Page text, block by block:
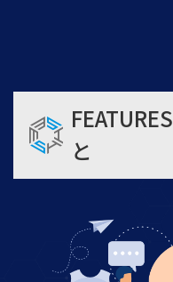
FEATURES
と